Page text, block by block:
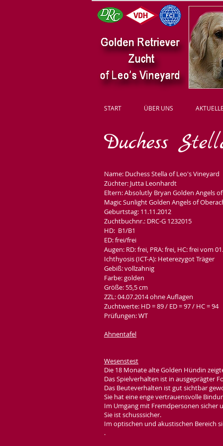
Duchess
Name: Duchess Stella of Leo's Vineyard
Züchter: Jutta Leonhardt
Eltern: Absolutly Bryan Golden Angels
Magic Sunlight Golden Angels of
Geburtstag: 11.11.2012
Zuchtbuchnr.: DRC-G 1232015
HD: B1/B1
ED:frei/frei
Augen: RD: frei, PRA: frei, HC: frei vom
Ichthyosis (ICT-A): Heterezygot Träger
Gebiß:vollzahnig
Farbe: golden
Größe: 55,5 cm
ZZL:04.07.2014 ohne Auflagen
Zuchtwerte: HD = 89 / ED = 97 / HC = 94
Prüfungen: WT
Ahnentafel
Wesenstest
Die 18 Monate alte Golden Hündin
Das Spielverhalten ist in ausgeprägter
Das Beuteverhalten ist gut sichtbar
Sie hat eine enge vertrauensvolle
Im Umgang mit Fremdpersonen sicher
Sie ist schusssicher.
Im optischen und akustischen Bereich
.
START ÜBER UNS